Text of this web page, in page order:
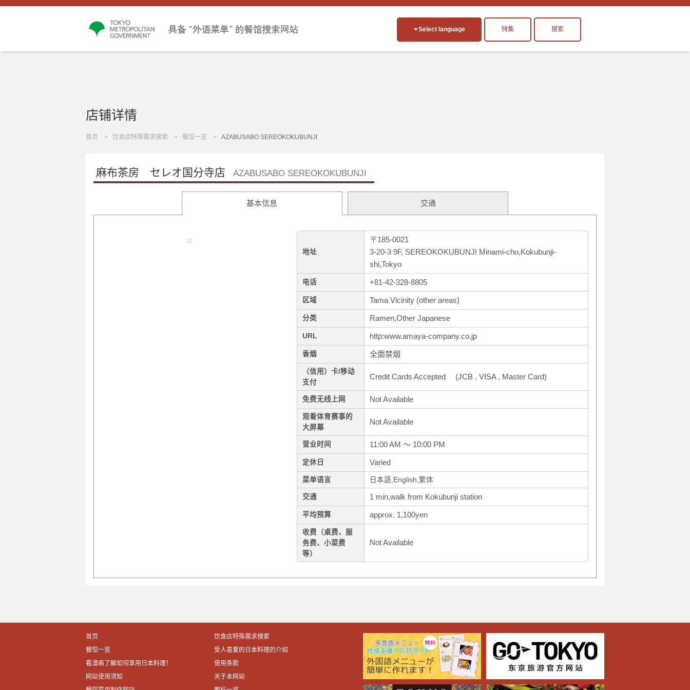
Select language 特集 搜索
店铺详情
首页 饮食店特殊需求搜索 餐馆一览 AZABUSABO SEREOKOKUBUNJI
麻布茶房 セレオ国分寺店 AZABUSABO SEREOKOKUBUNJI
基本信息 交通
地址
〒185-0021
3-20-3 9F, SEREOKOKUBUNJI Minami-cho,Kokubunji-
shi,Tokyo
电话 +81-42-328-8805
区域 Tama Vicinity (other areas)
分类 Ramen,Other Japanese
URL http:www.amaya-company.co.jp
香烟 全面禁烟
（信用）卡/移动
支付
Credit Cards Accepted (JCB , VISA , Master Card)
免费无线上网 Not Available
观看体育赛事的
大屏幕
Not Available
营业时间 11:00 AM ～ 10:00 PM
定休日 Varied
菜单语言 日本語,English,繁体
交通 1 min.walk from Kokubunji station
平均预算 approx. 1,100yen
收费（桌费、服
务费、小菜费
等）
Not Available
首页
饮食店特殊需求搜索
餐馆一览
受人喜爱的日本料理的介绍
看漫画了解如何享用日本料理！
使用条款
网站使用须知
关于本网站